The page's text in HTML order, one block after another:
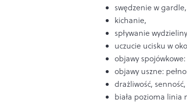
swędzenie w gardle,
kichanie,
spływanie
uczucie ucisku w
objawy
objawy uszne:
drażliwość,
biała pozioma linia